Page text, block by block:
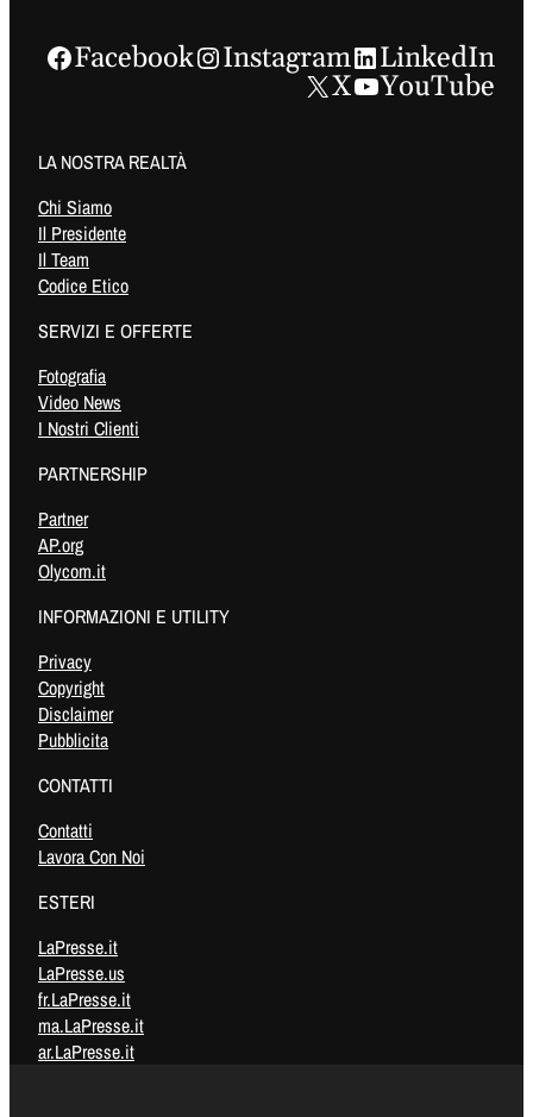
Facebook Instagram
LinkedIn
X
YouTube
LA NOSTRA REALTÀ
Chi Siamo
Il Presidente
Il Team
Codice Etico
SERVIZI E OFFERTE
Fotografia
Video News
I Nostri Clienti
PARTNERSHIP
Partner
AP.org
Olycom.it
INFORMAZIONI E UTILITY
Privacy
Copyright
Disclaimer
Pubblicita
CONTATTI
Contatti
Lavora Con Noi
ESTERI
LaPresse.it
LaPresse.us
fr.LaPresse.it
ma.LaPresse.it
ar.LaPresse.it